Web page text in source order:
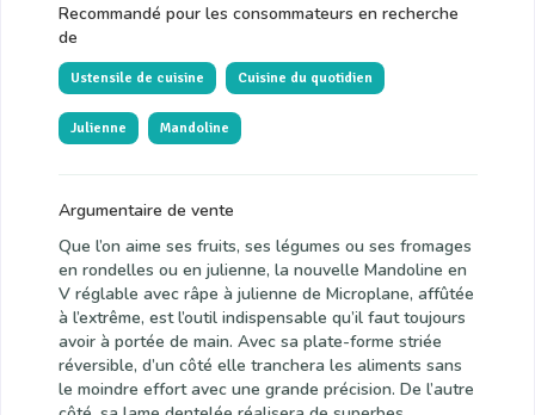
Recommandé pour les consommateurs en recherche
de
Ustensile de cuisine Cuisine du quotidien
Julienne Mandoline
Argumentaire de vente
Que l’on aime ses fruits, ses légumes ou ses fromages
en rondelles ou en julienne, la nouvelle Mandoline en
V réglable avec râpe à julienne de Microplane, affûtée
à l’extrême, est l’outil indispensable qu’il faut toujours
avoir à portée de main. Avec sa plate-forme striée
réversible, d’un côté elle tranchera les aliments sans
le moindre effort avec une grande précision. De l’autre